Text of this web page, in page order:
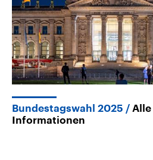
Bundestagswahl 2025
Alle
Informationen